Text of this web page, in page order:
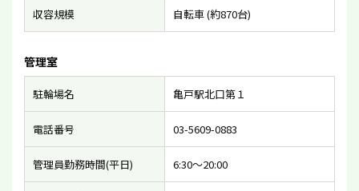
収容規模 自転車 (約870台)
管理室
駐輪場名 亀戸駅北口第１
電話番号 03-5609-0883
管理員勤務時間(平日) 6:30〜20:00